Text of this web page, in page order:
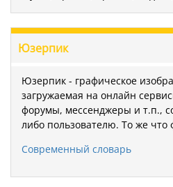
Юзерпик
Юзерпик - графическое
загружаемая на онлайн
форумы, мессенджеры и т.п.,
либо пользователю. То же
Современный словарь